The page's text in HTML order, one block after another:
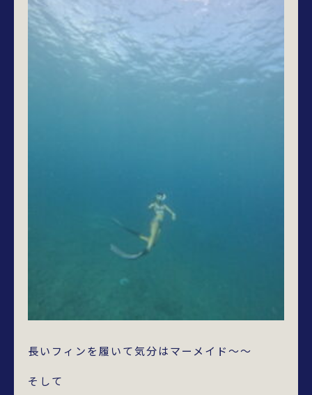
長いフィンを履いて気分はマーメイド～～
そして